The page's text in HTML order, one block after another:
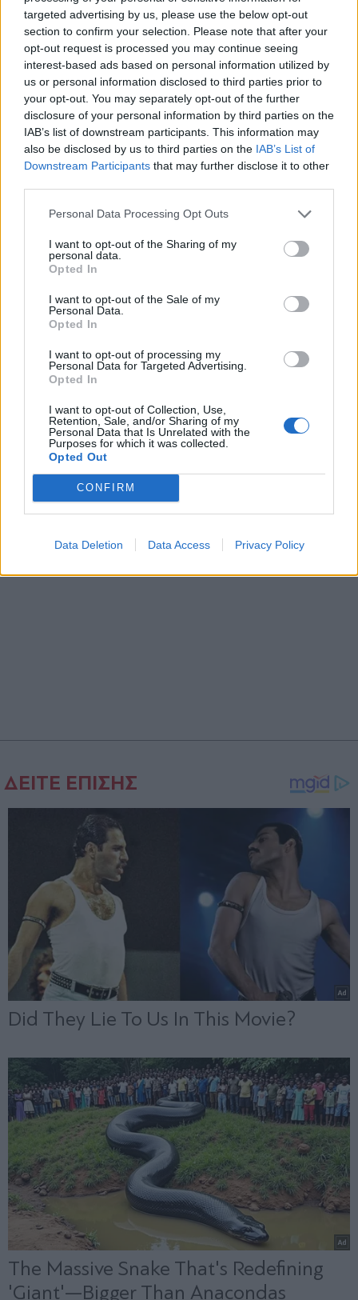
targeted advertising by us, please use the below opt-out
section to confirm your selection. Please note that after your
opt-out request is processed you may continue seeing
interest-based ads based on personal information utilized by
us or personal information disclosed to third parties prior to
your opt-out. You may separately opt-out of the further
disclosure of your personal information by third parties on the
IAB’s list of downstream participants. This information may
also be disclosed by us to third parties on the IAB’s List of
Downstream Participants that may further disclose it to other
Personal Data Processing Opt Outs
I want to opt-out of the Sharing of my
personal data.
Opted In
I want to opt-out of the Sale of my
Personal Data.
Opted In
I want to opt-out of processing my
Personal Data for Targeted Advertising.
Opted In
I want to opt-out of Collection, Use,
Retention, Sale, and/or Sharing of my
Personal Data that Is Unrelated with the
Purposes for which it was collected.
Opted Out
CONFIRM
Data Deletion Data Access Privacy Policy
ΓΙΑΝΝΗΣ Α. ΠΟΛΙΤΗΣ
Συρεγγέλα: Υπέβαλε αναφορά στον
Νικήτα Κακλαμάνη για αντιδεοντολογική,
συκοφαντική και υβριστική
συμπεριφορά της Κωνσταντοπούλου
προς το πρόσωπό της
ΠΟΛΙΤΙΚΗ 09.09.2025 12:50
ΓΙΑΝΝΗΣ Α. ΠΟΛΙΤΗΣ
"Επίθεση" Συρεγγέλα σε ΠΑΣΟΚ και
ΣΥΡΙΖΑ: Τάζουν για το δημογραφικό και
το στεγαστικό λεφτά που δεν έχουν
Εγγραφή στο newsletter
Αποδέχομαι τους
και την πολιτική απορρήτου
X